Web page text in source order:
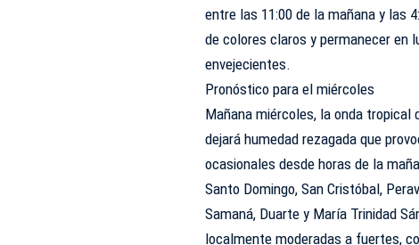
entre las 11:00 de la mañana y las
de colores claros y permanecer en
envejecientes.
Pronóstico para el miércoles
Mañana miércoles, la onda tropical
dejará humedad rezagada que
ocasionales desde horas de la
Santo Domingo, San Cristóbal,
Samaná, Duarte y María Trinidad
localmente moderadas a fuertes,